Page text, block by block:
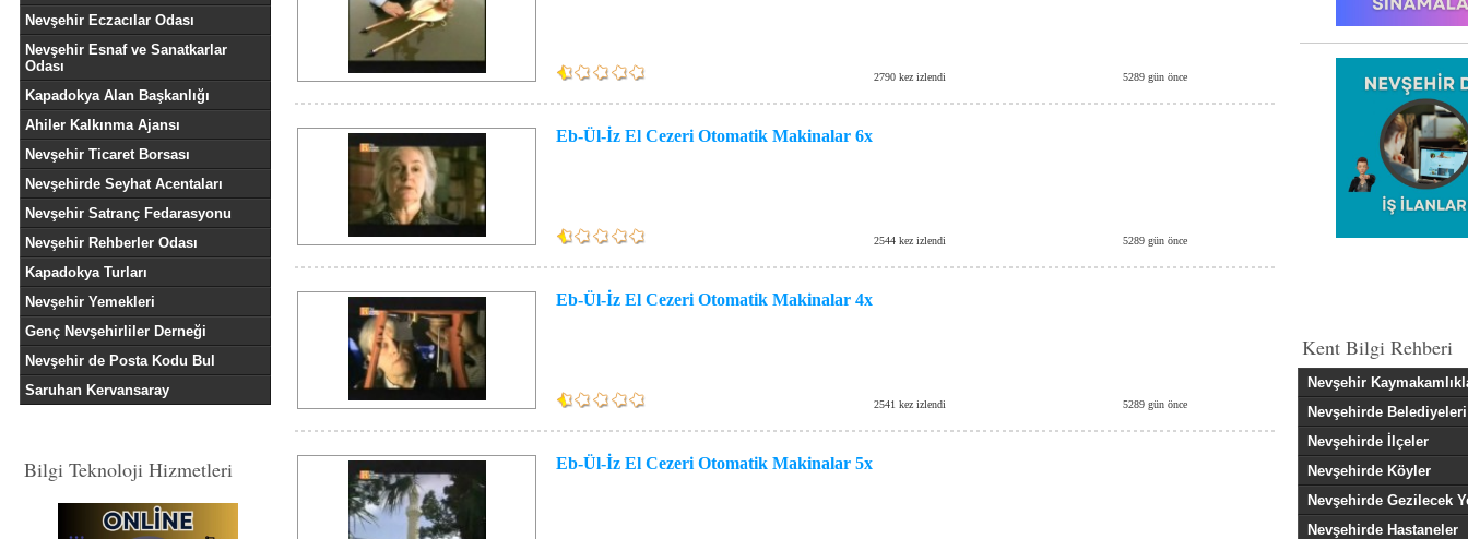
Nevşehir Eczacılar Odası
Nevşehir Esnaf ve Sanatkarlar
Odası
Kapadokya Alan Başkanlığı
Ahiler Kalkınma Ajansı
Nevşehir Ticaret Borsası
Nevşehirde Seyhat Acentaları
Nevşehir Satranç Fedarasyonu
Nevşehir Rehberler Odası
Kapadokya Turları
Nevşehir Yemekleri
Genç Nevşehirliler Derneği
Nevşehir de Posta Kodu Bul
Saruhan Kervansaray
Bilgi Teknoloji Hizmetleri
2790 kez izlendi 5289 gün önce
Eb-Ül-İz El Cezeri Otomatik Makinalar 6x
2544 kez izlendi 5289 gün önce
Eb-Ül-İz El Cezeri Otomatik Makinalar 4x
2541 kez izlendi 5289 gün önce
Eb-Ül-İz El Cezeri Otomatik Makinalar 5x
Kent Bilgi Rehberi
Nevşehir
Nevşehirde Belediyeleri
Nevşehirde İlçeler
Nevşehirde Köyler
Nevşehirde Gezilecek
Nevşehirde Hastaneler